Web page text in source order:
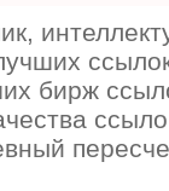
бирж